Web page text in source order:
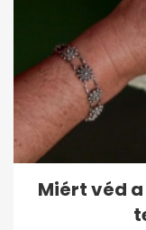
Miért véd